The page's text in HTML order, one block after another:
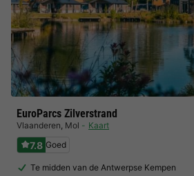
EuroParcs Zilverstrand
Vlaanderen, Mol Kaart
7.8 Goed
Te midden van de Antwerpse Kempen